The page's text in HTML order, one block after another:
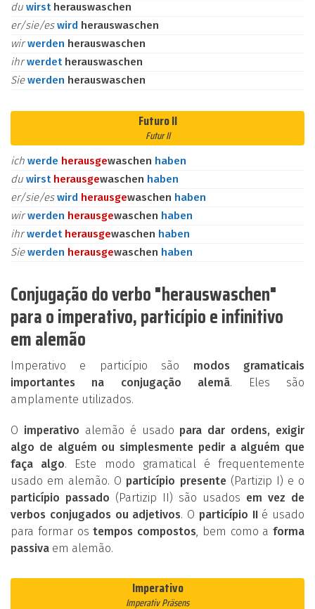
du wirst herauswaschen
er/sie/eswird herauswaschen
wirwerden herauswaschen
ihrwerdet herauswaschen
Siewerden herauswaschen
Futuro II
Futur II
ich werde herausgewaschen haben
du wirst herausgewaschen haben
er/sie/eswird herausgewaschen haben
wirwerden herausgewaschen haben
ihrwerdet herausgewaschen haben
Siewerden herausgewaschen haben
Conjugação do verbo "herauswaschen"
para o imperativo, particípio e infinitivo
em alemão
Imperativo e particípio são modos gramaticais
importantes na conjugação alemã. Eles são
amplamente utilizados.
O imperativo alemão é usado para dar ordens, exigir
algo de alguém ou simplesmente pedir a alguém que
faça algo. Este modo gramatical é frequentemente
usado em alemão. O particípio presente(Partizip I) e o
particípio passado (Partizip II) são usados em vez de
verbos conjugados ou adjetivos. O particípio IIé usado
para formar ostempos compostos, bem como a forma
passiva em alemão.
Imperativo
Imperativ Präsens